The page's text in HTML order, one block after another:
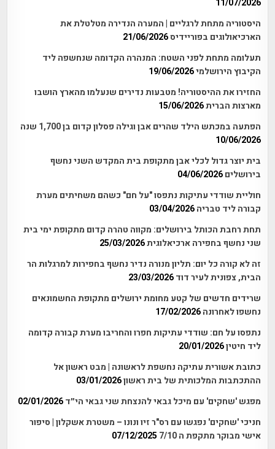
היסטוריה מתחת לרגליים | המערה הנדירה מטלטלת את
הארכיאולוגים בפוריידיס21/06/2026
תעלומה מתחת לפני השטח: המנהרה הקדומה שנחשפה ליד
הקיבוץ הירושלמי19/06/2026
החזירו את ההיסטוריה! מטבעות נדירים שנעלמו מהארץ הושבו
מארצות הברית15/06/2026
הפתעה במכתש הילד שהרים אבן וגילה פסלון קדום בן 1,700 שנה
10/06/2026
בית יוצר גדול לכלי אבן מתקופת בית המקדש השני נחשף
בירושלים 04/06/2026
חוליית שודדי עתיקות נתפסו "על חם" כשהם משחיתים מערת
קבורה ליד טבריה 03/04/2026
תחת רחבת הכותל בירושלים: מקווה טהרה קדום מתקופת ימי בית
שני נחשף בחפירה ארכיאלוגית25/03/2026
זה לא קורה כל יום: תליון מנורה נדיר נחשף בחפירות למרגלות הר
הבית, צפונית לעיר דוד 23/03/2026
שרידים חדשים של קטע מחומת ירושלים מתקופת החשמונאים
נחשפו לאחרונה 17/02/2026
נתפסו על חם: שודדי עתיקות חפרו והחריבו מערת קבורה קדומה
ליד חיטין20/01/2026
כתובת אשורית עתיקה נחשפת לראשונה | מבט ראשון אל
ההתכתבות המלכותית של בית ראשון03/01/2026
מפגש 'שחקים' עם מיכל גבאי להנצחת שני גבאי הי״ד 02/01/2026
חניכי 'שחקים' נפגשו עם רס"ר זיו ונונו – משטרת אשקלון | סיפור
אישי מבוקר מתקפת ה 7/10
07/12/2025